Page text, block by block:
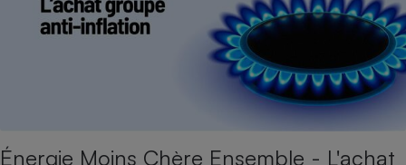
Énergie Moins Chère Ensemble - L'achat